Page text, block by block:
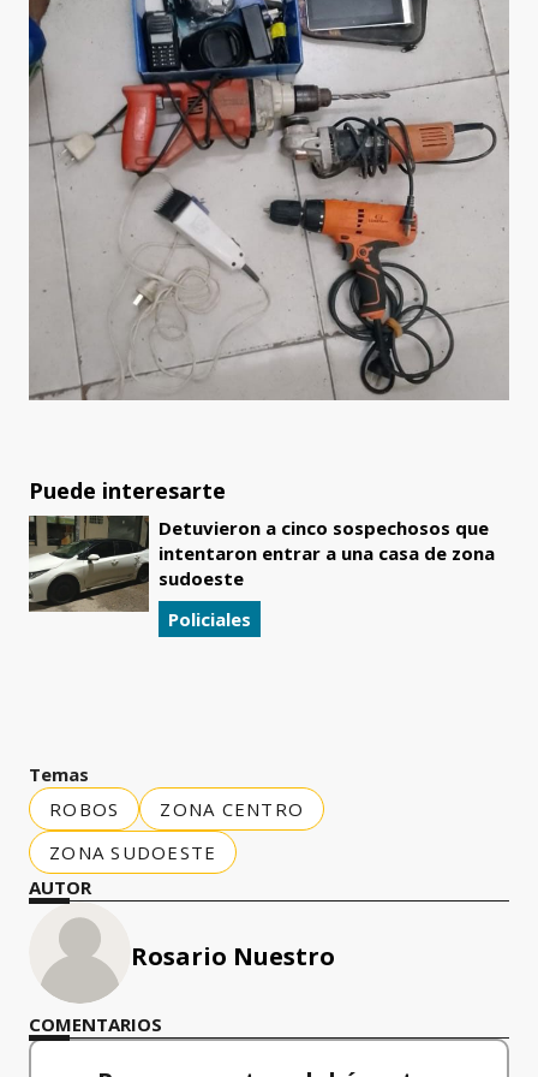
Puede interesarte
Detuvieron a cinco sospechosos que
intentaron entrar a una casa de zona
sudoeste
Policiales
Temas
ROBOS
ZONA CENTRO
ZONA SUDOESTE
AUTOR
Rosario Nuestro
COMENTARIOS